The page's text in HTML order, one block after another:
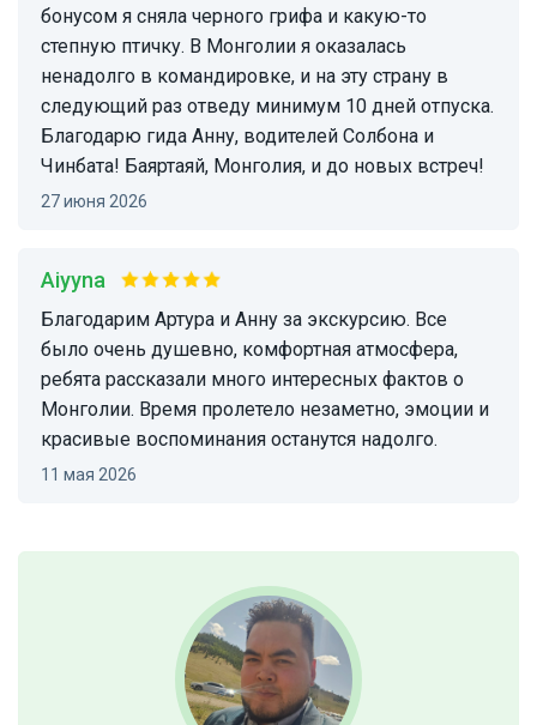
бонусом я сняла черного грифа и какую-то
степную птичку. В Монголии я оказалась
ненадолго в командировке, и на эту страну в
следующий раз отведу минимум 10 дней отпуска.
Благодарю гида Анну, водителей Солбона и
Чинбата! Баяртаяй, Монголия, и до новых встреч!
27 июня 2026
Aiyyna
Благодарим Артура и Анну за экскурсию. Все
было очень душевно, комфортная атмосфера,
ребята рассказали много интересных фактов о
Монголии. Время пролетело незаметно, эмоции и
красивые воспоминания останутся надолго.
11 мая 2026